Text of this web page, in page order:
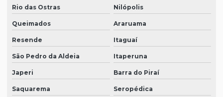
Rio das Ostras Nilópolis
Queimados Araruama
Resende Itaguaí
São Pedro da Aldeia Itaperuna
Japeri Barra do Piraí
Saquarema Seropédica